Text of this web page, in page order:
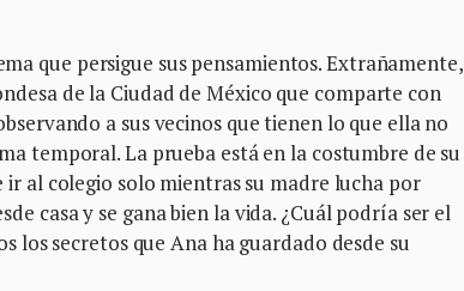
que persigue sus pensamientos. Extrañamente,
de la Ciudad de México que comparte con
a sus vecinos que tienen lo que ella no
temporal. La prueba está en la costumbre de su
al colegio solo mientras su madre lucha por
casa y se gana bien la vida. ¿Cuál podría ser el
los secretos que Ana ha guardado desde su